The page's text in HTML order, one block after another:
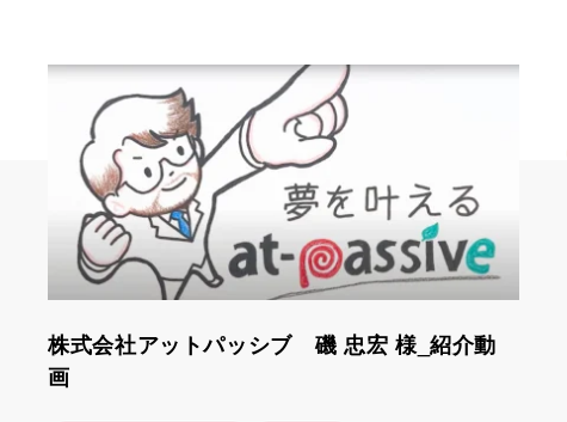
株式会社アットパッシブ 磯 忠宏 様_紹介動
画